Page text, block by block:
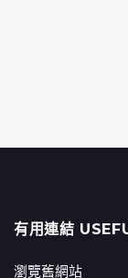
有用連結
瀏覽舊網站